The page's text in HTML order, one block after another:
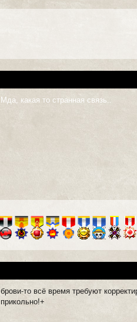
Мда, какая то странная связь..
брови-то всё время требуют
прикольно!+